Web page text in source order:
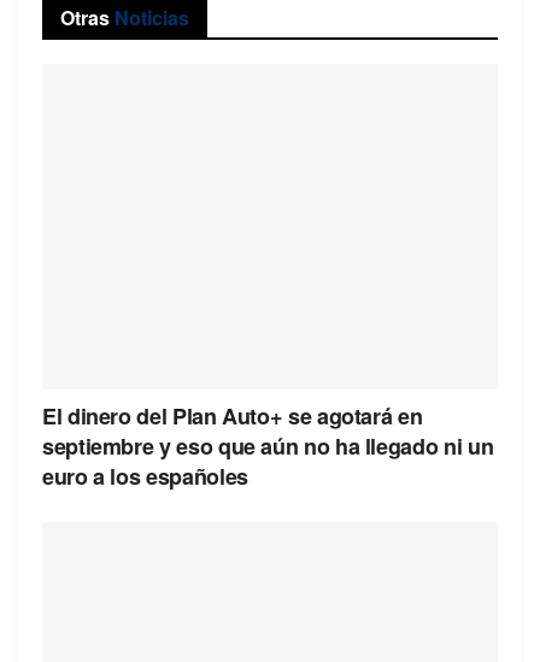
Otras Noticias
El dinero del Plan Auto+ se agotará en
septiembre y eso que aún no ha llegado ni un
euro a los españoles